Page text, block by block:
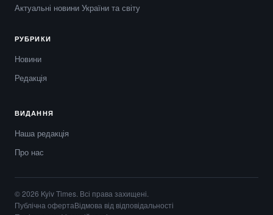
Актуальні новини України та світу
РУБРИКИ
Новини
Редакція
ВИДАННЯ
Наша редакція
Про нас
© 2026 Kyiv Times. Всі права захищені.
Публічна офертаВідмова від відповідальності